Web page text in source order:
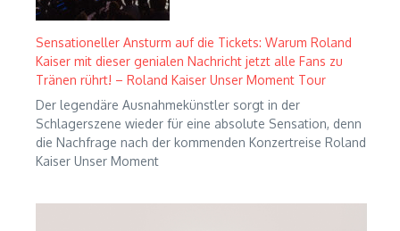
Sensationeller Ansturm auf die Tickets: Warum Roland
Kaiser mit dieser genialen Nachricht jetzt alle Fans zu
Tränen rührt! – Roland Kaiser Unser Moment Tour
Der legendäre Ausnahmekünstler sorgt in der
Schlagerszene wieder für eine absolute Sensation, denn
die Nachfrage nach der kommenden Konzertreise Roland
Kaiser Unser Moment